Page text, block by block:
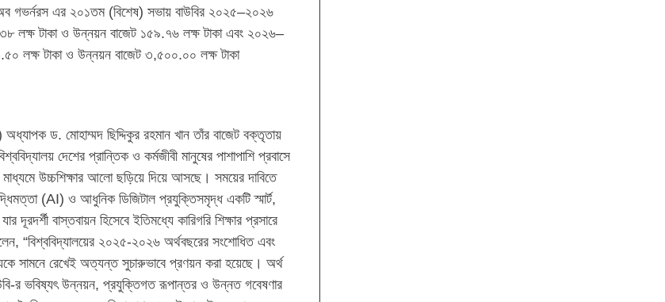
গভর্নরস এর ২০১তম (বিশেষ) সভায় বাউবির ২০২৫–২০২৬
লক্ষ টাকা ও উন্নয়ন বাজেট ১৫৯.৭৬ লক্ষ টাকা এবং ২০২৬–
লক্ষ টাকা ও উন্নয়ন বাজেট ৩,৫০০.০০ লক্ষ টাকা
অধ্যাপক ড. মোহাম্মদ ছিদ্দিকুর রহমান খান তাঁর বাজেট বক্তৃতায়
দেশের প্রান্তিক ও কর্মজীবী মানুষের পাশাপাশি প্রবাসে
মাধ্যমে উচ্চশিক্ষার আলো ছড়িয়ে দিয়ে আসছে। সময়ের দাবিতে
(AI) ও আধুনিক ডিজিটাল প্রযুক্তিসমৃদ্ধ একটি স্মার্ট,
দূরদর্শী বাস্তবায়ন হিসেবে ইতিমধ্যে কারিগরি শিক্ষার প্রসারে
“বিশ্ববিদ্যালয়ের ২০২৫-২০২৬ অর্থবছরের সংশোধিত এবং
সামনে রেখেই অত্যন্ত সুচারুভাবে প্রণয়ন করা হয়েছে। অর্থ
র ভবিষ্যৎ উন্নয়ন, প্রযুক্তিগত রূপান্তর ও উন্নত গবেষণার